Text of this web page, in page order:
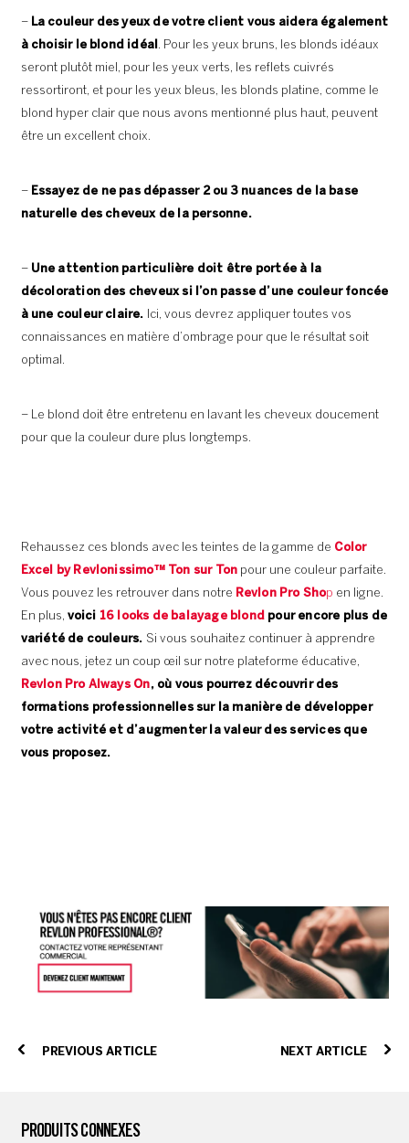
– La couleur des yeux de votre client vous aidera également
à choisir le blond idéal . Pour les yeux bruns, les blonds idéaux
seront plutôt miel, pour les yeux verts, les reflets cuivrés
ressortiront, et pour les yeux bleus, les blonds platine, comme le
blond hyper clair que nous avons mentionné plus haut, peuvent
être un excellent choix.
– Essayez de ne pas dépasser 2 ou 3 nuances de la base
naturelle des cheveux de la personne.
– Une attention particulière doit être portée à la
décoloration des cheveux si l’on passe d’une couleur foncée
à une couleur claire. Ici, vous devrez appliquer toutes vos
connaissances en matière d’ombrage pour que le résultat soit
optimal.
– Le blond doit être entretenu en lavant les cheveux doucement
pour que la couleur dure plus longtemps.
Rehaussez ces blonds avec les teintes de la gamme de Color
Excel by Revlonissimo™ Ton sur Ton pour une couleur parfaite.
Vous pouvez les retrouver dans notre Revlon Pro Shop en ligne.
En plus, voici 16 looks de balayage blondpour encore plus de
variété de couleurs. Si vous souhaitez continuer à apprendre
avec nous, jetez un coup œil sur notre plateforme éducative,
Revlon Pro Always On, où vous pourrez découvrir des
formations professionnelles sur la manière de développer
votre activité et d’augmenter la valeur des services que
vous proposez.
PREVIOUS ARTICLE NEXT ARTICLE
PRODUITS CONNEXES